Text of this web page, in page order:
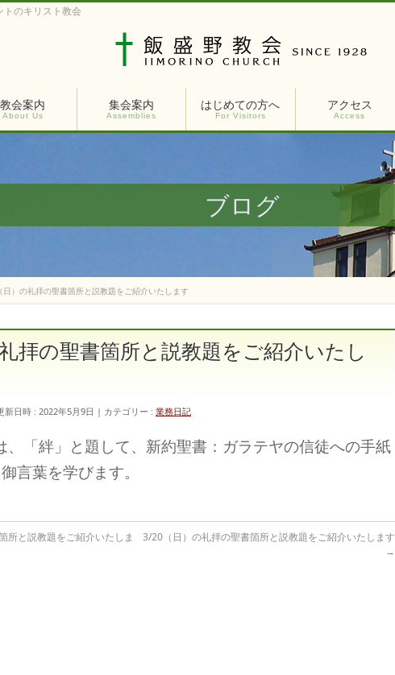
のキリスト教会
教会案内
About Us
集会案内
Assemblies
はじめての方へ
For Visitors
アクセス
Access
ブログ
）の礼拝の聖書箇所と説教題をご紹介いたします
拝の聖書箇所と説教題をご紹介いたし
新日時 : 2022年5月9日 カテゴリー : 業務日記
、「絆」と題して、新約聖書：ガラテヤの信徒への手紙
言葉を学びます。
所と説教題をご紹介いたしま
3/20（日）の礼拝の聖書箇所と説教題をご紹介いたします
→